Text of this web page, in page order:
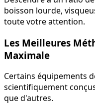
boisson lourde,
toute votre attention.
Les Meilleures
Maximale
Certains équipements
scientifiquement
que d'autres.